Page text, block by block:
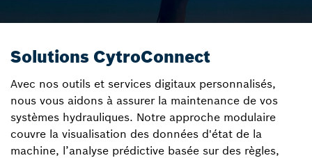
Solutions CytroConnect
Avec nos outils et services digitaux personnalisés,
nous vous aidons à assurer la maintenance de vos
systèmes hydrauliques. Notre approche modulaire
couvre la visualisation des données d'état de la
machine, l’analyse prédictive basée sur des règles,